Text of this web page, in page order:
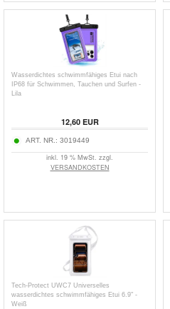
Wasserdichtes schwimmfähiges Etui nach
IP68 für Schwimmen, Tauchen und Surfen -
Lila
12,60EUR
ART. NR.: 3019449
inkl. 19 % MwSt. zzgl.
VERSANDKOSTEN
Tech-Protect UWC7 Universelles
wasserdichtes schwimmfähiges Etui 6.9" -
Weiß